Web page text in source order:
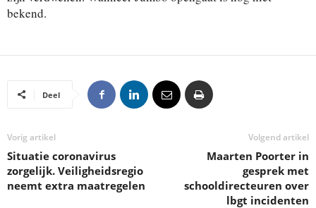
bekend.
Deel
Vorig artikel
Situatie coronavirus
zorgelijk. Veiligheidsregio
neemt extra maatregelen
Volgend artikel
Maarten Poorter in
gesprek met
schooldirecteuren over
lbgt incidenten